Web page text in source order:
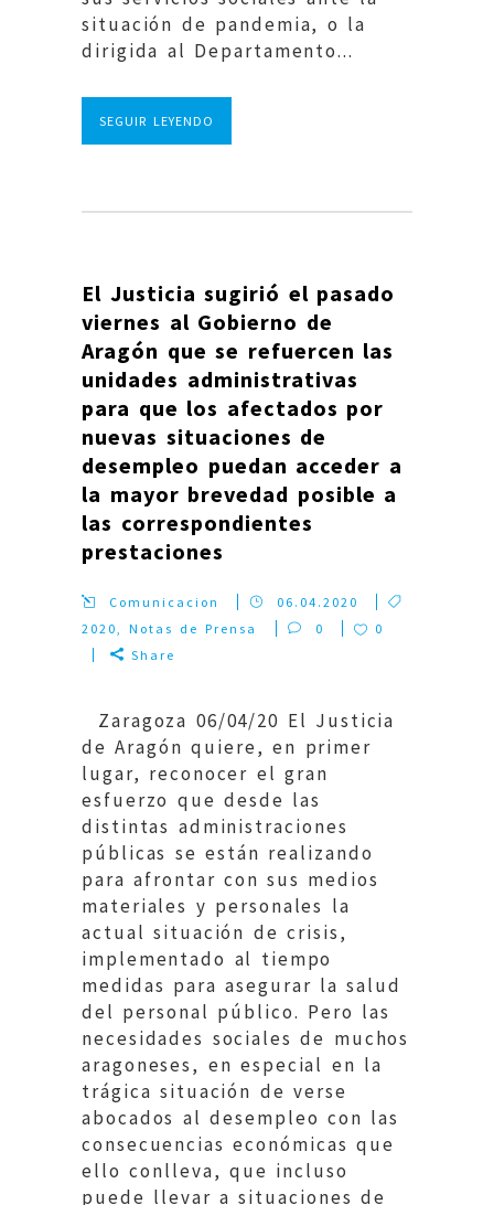
situación de pandemia, o la
dirigida al Departamento...
SEGUIR LEYENDO
El Justicia sugirió el pasado
viernes al Gobierno de
Aragón que se refuercen las
unidades administrativas
para que los afectados por
nuevas situaciones de
desempleo puedan acceder a
la mayor brevedad posible a
las correspondientes
prestaciones
Comunicacion
06.04.2020
2020,Notas de Prensa 0
0
Share
Zaragoza 06/04/20 El Justicia
de Aragón quiere, en primer
lugar, reconocer el gran
esfuerzo que desde las
distintas administraciones
públicas se están realizando
para afrontar con sus medios
materiales y personales la
actual situación de crisis,
implementado al tiempo
medidas para asegurar la salud
del personal público. Pero las
necesidades sociales de muchos
aragoneses, en especial en la
trágica situación de verse
abocados al desempleo con las
consecuencias económicas que
ello conlleva, que incluso
puede llevar a situaciones de